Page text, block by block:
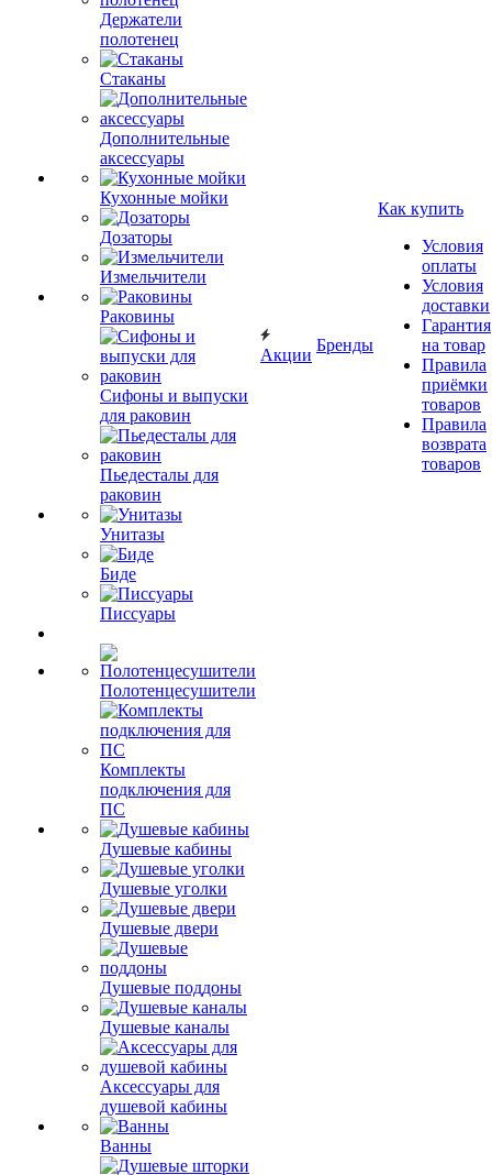
Держатели
полотенец
Стаканы
Дополнительные
аксессуары
Кухонные мойки
Дозаторы
Измельчители
Раковины
Сифоны и выпуски
для раковин
Пьедесталы для
раковин
Унитазы
Биде
Писсуары
Полотенцесушители
Комплекты
подключения для
ПС
Душевые кабины
Душевые уголки
Душевые двери
Душевые поддоны
Душевые каналы
Аксессуары для
душевой кабины
Ванны
Акции
Бренды
Как купить
Условия
оплаты
Условия
доставки
Гарантия
на товар
Правила
приёмки
товаров
Правила
возврата
товаров